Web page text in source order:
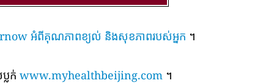
អំពីគុណភាពខ្យល់ និងសុខភាពរបស់អ្នក ។
លក់ www.myhealthbeijing.com ។